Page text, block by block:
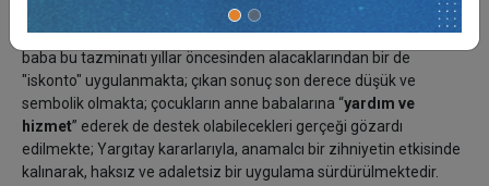
çocuk için harcayacakları ve ölümle “tasarruf ettikleri” varsayılan
“yetiştirme giderleri” tazminattan düşülmekte; ayrıca anne ve
baba bu tazminatı yıllar öncesinden alacaklarından bir de
"iskonto" uygulanmakta; çıkan sonuç son derece düşük ve
sembolik olmakta; çocukların anne babalarına “yardım ve
hizmet” ederek de destek olabilecekleri gerçeği gözardı
edilmekte; Yargıtay kararlarıyla, anamalcı bir zihniyetin etkisinde
kalınarak, haksız ve adaletsiz bir uygulama sürdürülmektedir.